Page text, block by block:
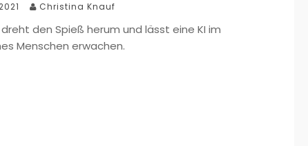
Christina Knauf
den Spieß herum und lässt eine KI im
Menschen erwachen.